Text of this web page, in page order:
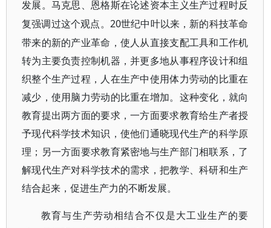
发展。马克思、恩格斯在论述资本主义生产过程时反
复强调过这个观点。 20世纪中叶以来，新的科技革命
带来的新的产业革命，使人从直接支配工具和工作机
转为主要负责控制机器，并更多地从事程序设计和组
织整个生产过程，人在生产中使用体力劳动的比重在
减少，使用脑力劳动的比重在增加。这种变化，就向
教育提出两方面的要求，一方面要求教育给生产者授
予现代科学技术知识，使他们通晓现代生产的科学原
理；另一方面要求教育紧密地与生产部门相联系，了
解现代生产对科学技术的需求，把教学、科研和生产
结合起来，促进生产力的不断发展。
教育与生产劳动相结合不仅是大工业生产的要